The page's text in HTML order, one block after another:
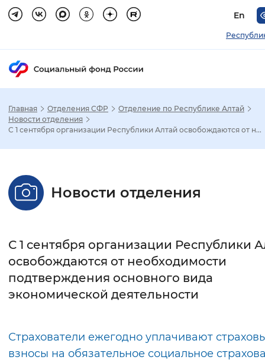
En
Настройка режима отображения
Стандартный Увеличенный
Интервал между буквами
Цвет сайта
Главная Отделения СФР
Отделение по Республике Алтай
Новости отделения
С 1 сентября организации Республики Алтай освобождаются от н...
Новости отделения
С 1 сентября организации Республики
освобождаются от необходимости
подтверждения основного вида
экономической деятельности
Страхователи ежегодно уплачивают
взносы на обязательное социальное